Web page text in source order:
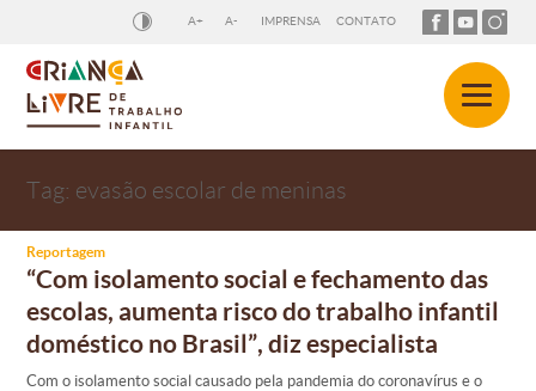
A+ A- IMPRENSA CONTATO
Tag: evasão escolar de meninas
Reportagem
“Com isolamento social e fechamento das
escolas, aumenta risco do trabalho infantil
doméstico no Brasil”, diz especialista
Com o isolamento social causado pela pandemia do coronavírus e o